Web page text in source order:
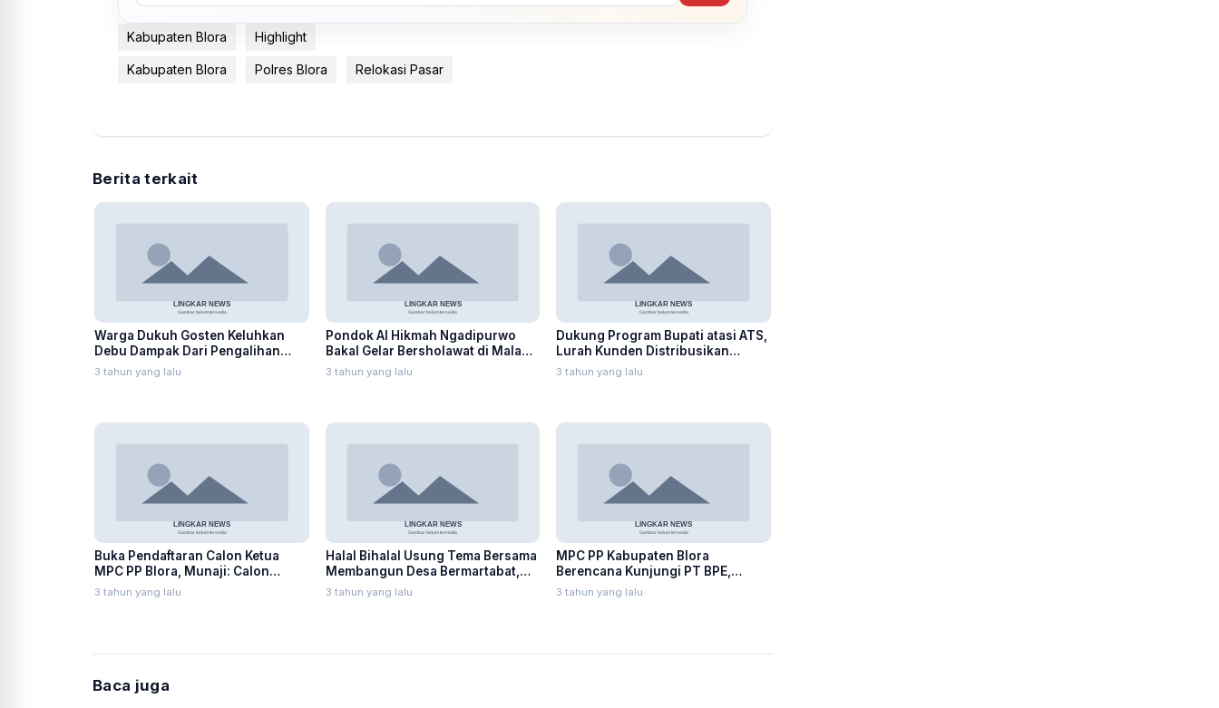
Kabupaten Blora Highlight
Kabupaten Blora Polres Blora Relokasi Pasar
Berita terkait
Warga Dukuh Gosten Keluhkan
Debu Dampak Dari Pengalihan
Jalur Alternatif Pembangunan
Jembatan Badong
3 tahun yang lalu
Pondok Al Hikmah Ngadipurwo
Bakal Gelar Bersholawat di Malam
17 Agustus
3 tahun yang lalu
Dukung Program Bupati atasi ATS,
Lurah Kunden Distribusikan
Bantuan untuk Warganya
3 tahun yang lalu
Buka Pendaftaran Calon Ketua
MPC PP Blora, Munaji: Calon
Harus Bersaing Secara Sehat
3 tahun yang lalu
Halal Bihalal Usung Tema Bersama
Membangun Desa Bermartabat,
Berikut Pesan Ketua BPD
Banjarejo
3 tahun yang lalu
MPC PP Kabupaten Blora
Berencana Kunjungi PT BPE,
Munaji: Silaturahmi
3 tahun yang lalu
Baca juga